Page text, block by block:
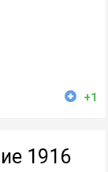
+1
1916